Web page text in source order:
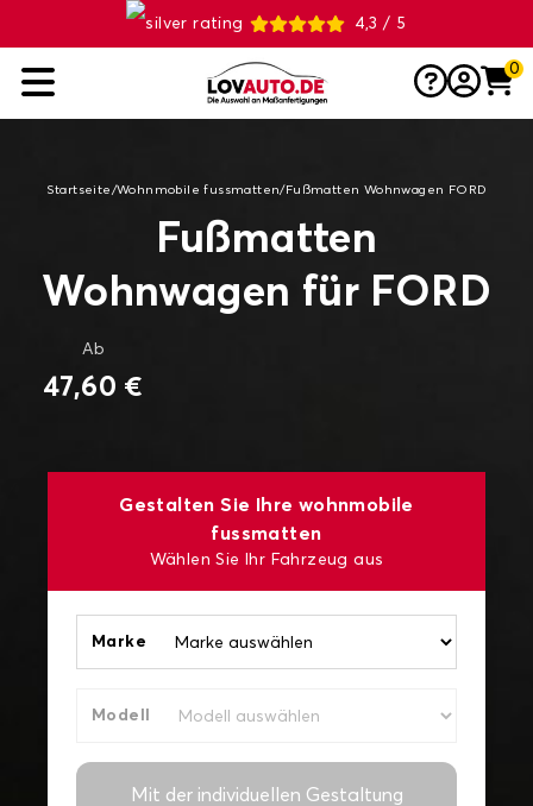
4,3 / 5
0
Startseite /Wohnmobile fussmatten/ Fußmatten Wohnwagen FORD
Fußmatten
Wohnwagen für FORD
Ab
47,60 €
Gestalten Sie Ihre wohnmobile
fussmatten
Wählen Sie Ihr Fahrzeug aus
Marke
Modell
Mit der individuellen Gestaltung